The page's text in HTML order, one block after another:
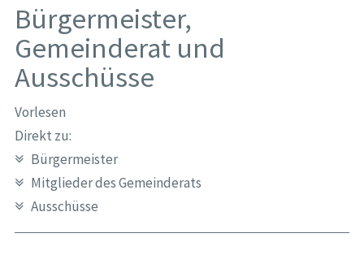
Bürgermeister,
Gemeinderat und
Ausschüsse
Vorlesen
Direkt zu:
Bürgermeister
Mitglieder des Gemeinderats
Ausschüsse